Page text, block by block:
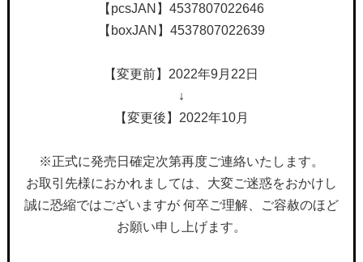
【pcsJAN】4537807022646
【boxJAN】4537807022639
【変更前】2022年9月22日
↓
【変更後】2022年10月
※正式に発売日確定次第再度ご連絡いたします。
お取引先様におかれましては、大変ご迷惑をおかけし
誠に恐縮ではございますが 何卒ご理解、ご容赦のほど
お願い申し上げます。